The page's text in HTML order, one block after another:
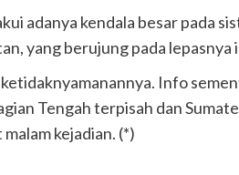
adanya kendala besar pada
yang berujung pada
Info
Tengah terpisah dan
kejadian. (*)